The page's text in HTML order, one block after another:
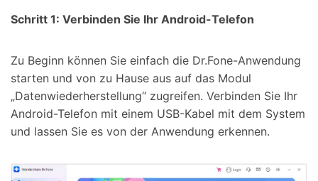
Schritt 1: Verbinden Sie Ihr Android-Telefon
Zu Beginn können Sie einfach die Dr.Fone-Anwendung
starten und von zu Hause aus auf das Modul
„Datenwiederherstellung“ zugreifen. Verbinden Sie Ihr
Android-Telefon mit einem USB-Kabel mit dem System
und lassen Sie es von der Anwendung erkennen.